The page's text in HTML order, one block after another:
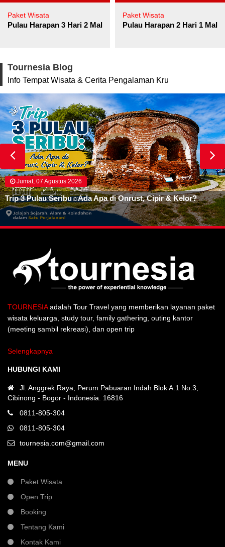
Paket Wisata
Pulau Harapan 3 Hari 2 Malam
Paket Wisata
Pulau Harapan 2 Hari 1
Tournesia Blog
Info Tempat Wisata & Cerita Pengalaman Kru
Jumat, 07 Agustus 2026
Trip 3 Pulau Seribu : Ada Apa di Onrust, Cipir & Kelor?
TOURNESIAadalah Tour Travel yang memberikan layanan paket
wisata keluarga, study tour, family gathering, outing kantor
(meeting sambil rekreasi), dan open trip
Selengkapnya
HUBUNGI KAMI
Jl. Anggrek Raya, Perum Pabuaran Indah Blok A.1 No:3,
Cibinong - Bogor - Indonesia. 16816
0811-805-304
0811-805-304
tournesia.com@gmail.com
MENU
Paket Wisata
Open Trip
Booking
Tentang Kami
Kontak Kami